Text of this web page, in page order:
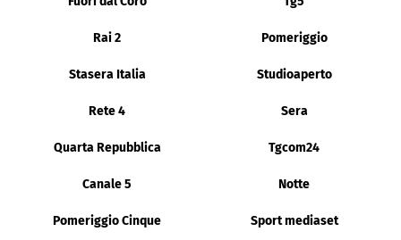
Rai 2 Pomeriggio
Stasera Italia Studioaperto
Rete 4 Sera
Quarta Repubblica Tgcom24
Canale 5 Notte
Pomeriggio Cinque Sport mediaset